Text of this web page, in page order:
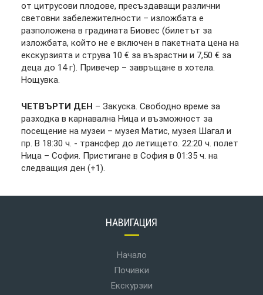
от цитрусови плодове, пресъздаващи различни
световни забележителности – изложбата е
разположена в градината Биовес (билетът за
изложбата, който не е включен в пакетната цена на
екскурзията и струва 10 € за възрастни и 7,50 € за
деца до 14 г). Привечер – завръщане в хотела.
Нощувка.
ЧЕТВЪРТИ ДЕН – Закуска. Свободно време за
разходка в карнавална Ница и възможност за
посещение на музеи – музея Матис, музея Шагал и
пр. В 18:30 ч. - трансфер до летището. 22:20 ч. полет
Ница – София. Пристигане в София в 01:35 ч. на
следващия ден (+1).
НАВИГАЦИЯ
Начало
Почивки
Екскурзии